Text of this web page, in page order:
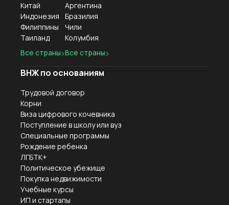
Китай
Индонезия
Филиппины
Таиланд
Все страны
Аргентина
Бразилия
Чили
Колумбия
Все страны
ВНЖ по основаниям
Трудовой договор
Корни
Виза цифрового кочевника
Поступление в школу или вуз
Специальные программы
Рождение ребенка
ЛГБТК+
Политическое убежище
Покупка недвижимости
Учебные курсы
ИП и стартапы